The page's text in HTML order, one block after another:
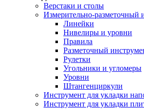
Верстаки и столы
Измерительно-разметочный
Линейки
Нивелиры и уровни
Правила
Разметочный
Рулетки
Угольники и угломеры
Уровни
Штангенциркули
Инструмент для укладки
Инструмент для укладки